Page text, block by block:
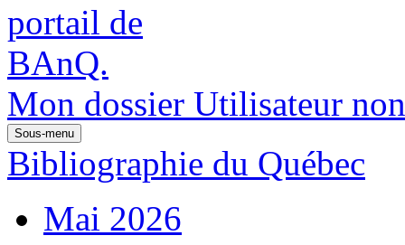
Mon dossier Utilisateur
Sous-menu
Bibliographie du Québec
Mai 2026